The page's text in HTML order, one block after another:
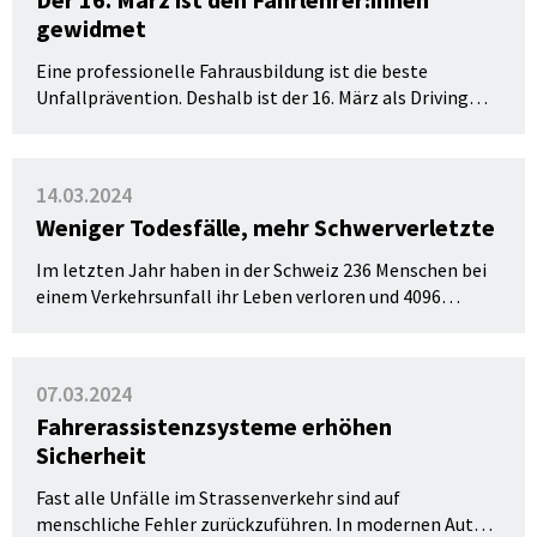
gewidmet
Eine professionelle Fahrausbildung ist die beste
Unfallprävention. Deshalb ist der 16. März als Driving
etablierte internationale Plattform dieses Jahr als
Auftakt für Kommunikations-Aktivitäten.
14.03.2024
Weniger Todesfälle, mehr Schwerverletzte
Im letzten Jahr haben in der Schweiz 236 Menschen bei
einem Verkehrsunfall ihr Leben verloren und 4096
hingegen gestiegen. Das geht aus der
Strassenverkehrsunfallstatistik 2023 des Bundesamts
für Strassen (ASTRA) hervor.
07.03.2024
Fahrerassistenzsysteme erhöhen
Sicherheit
Fast alle Unfälle im Strassenverkehr sind auf
menschliche Fehler zurückzuführen. In modernen Autos